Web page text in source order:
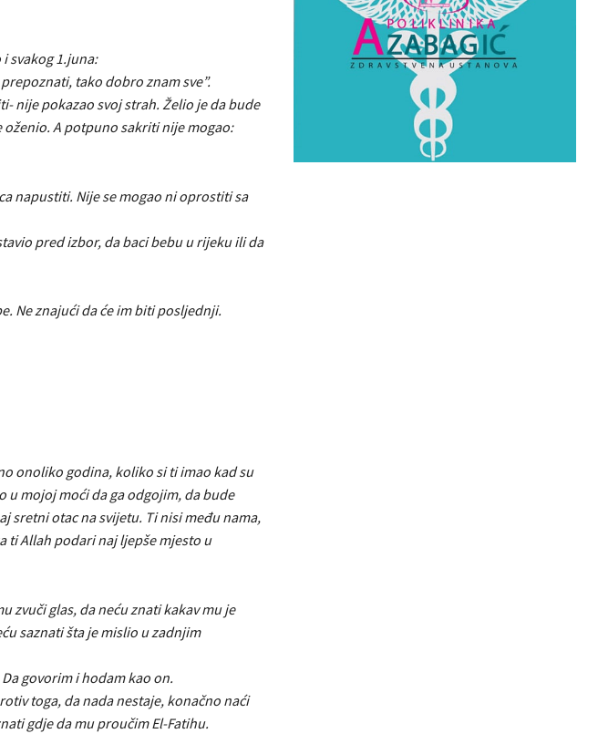
svakog 1.juna:
tako dobro znam sve”.
nije pokazao svoj strah. Želio je da bude
A potpuno sakriti nije mogao:
napustiti. Nije se mogao ni oprostiti sa
pred izbor, da baci bebu u rijeku ili da
Ne znajući da će im biti posljednji.
onoliko godina, koliko si ti imao kad su
u mojoj moći da ga odgojim, da bude
sretni otac na svijetu. Ti nisi među nama,
ti Allah podari naj ljepše mjesto u
zvuči glas, da neću znati kakav mu je
saznati šta je mislio u zadnjim
govorim i hodam kao on.
toga, da nada nestaje, konačno naći
gdje da mu proučim El-Fatihu.